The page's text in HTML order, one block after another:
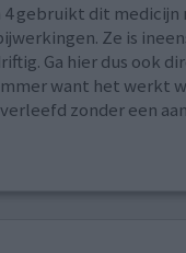
4 gebruikt dit medicijn
Ze is
Ga hier dus ook
want het werkt
zonder een